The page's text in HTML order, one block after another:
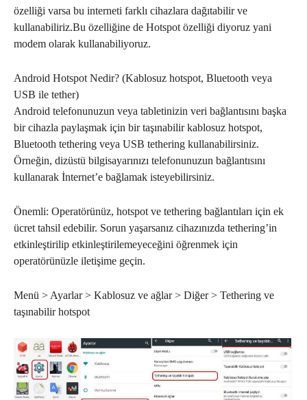
özelliği varsa bu interneti farklı cihazlara dağıtabilir ve
kullanabiliriz.Bu özelliğine de Hotspot özelliği diyoruz yani
modem olarak kullanabiliyoruz.
Android Hotspot Nedir? (Kablosuz hotspot, Bluetooth veya
USB ile tether)
Android telefonunuzun veya tabletinizin veri bağlantısını başka
bir cihazla paylaşmak için bir taşınabilir kablosuz hotspot,
Bluetooth tethering veya USB tethering kullanabilirsiniz.
Örneğin, dizüstü bilgisayarınızı telefonunuzun bağlantısını
kullanarak İnternet’e bağlamak isteyebilirsiniz.
Önemli: Operatörünüz, hotspot ve tethering bağlantıları için ek
ücret tahsil edebilir. Sorun yaşarsanız cihazınızda tethering’in
etkinleştirilip etkinleştirilemeyeceğini öğrenmek için
operatörünüzle iletişime geçin.
Menü > Ayarlar > Kablosuz ve ağlar > Diğer > Tethering ve
taşınabilir hotspot